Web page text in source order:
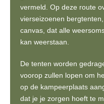
vermeld. Op deze route
vierseizoenen
canvas, dat alle
kan weerstaan.
De tenten worden
voorop zullen lopen om
op de kampeerplaats
dat je je zorgen hoeft te